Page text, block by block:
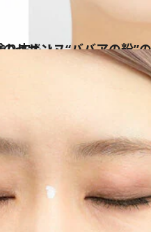
ア”を回避する塗り方も！